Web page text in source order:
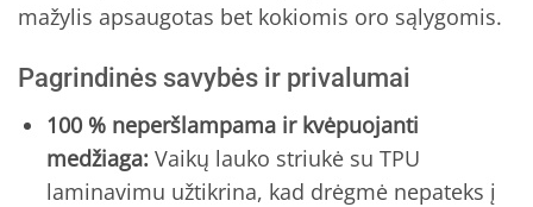
mažylis apsaugotas bet kokiomis oro sąlygomis.
Pagrindinės savybės ir privalumai
100 % neperšlampama ir kvėpuojanti
medžiaga: Vaikų lauko striukė su TPU
laminavimu užtikrina, kad drėgmė nepateks į